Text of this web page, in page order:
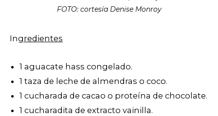
FOTO: cortesía Denise Monroy
Ingredientes
1 aguacate hass congelado.
1 taza de leche de almendras o coco.
1 cucharada de cacao o proteína de chocolate.
1 cucharadita de extracto vainilla.